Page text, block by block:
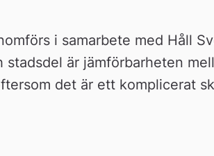
i samarbete med Håll
stadsdel är jämförbarheten
det är ett komplicerat